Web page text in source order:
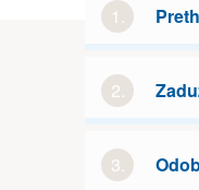
1.
2.
3.